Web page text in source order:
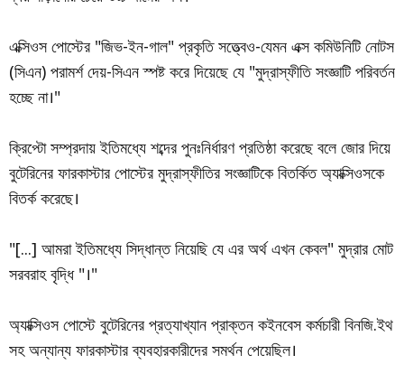
এক্সিওস পোস্টের "জিভ-ইন-গাল" প্রকৃতি সত্ত্বেও-যেমন এক্স কমিউনিটি নোটস
(সিএন) পরামর্শ দেয়-সিএন স্পষ্ট করে দিয়েছে যে "মুদ্রাস্ফীতি সংজ্ঞাটি পরিবর্তন
হচ্ছে না।"
ক্রিপ্টো সম্প্রদায় ইতিমধ্যে শব্দের পুনঃনির্ধারণ প্রতিষ্ঠা করেছে বলে জোর দিয়ে
বুটেরিনের ফারকাস্টার পোস্টের মুদ্রাস্ফীতির সংজ্ঞাটিকে বিতর্কিত অ্যাক্সিওসকে
বিতর্ক করেছে।
"[...] আমরা ইতিমধ্যে সিদ্ধান্ত নিয়েছি যে এর অর্থ এখন কেবল" মুদ্রার মোট
সরবরাহ বৃদ্ধি "।"
অ্যাক্সিওস পোস্টে বুটেরিনের প্রত্যাখ্যান প্রাক্তন কইনবেস কর্মচারী বিনজি.ইথ
সহ অন্যান্য ফারকাস্টার ব্যবহারকারীদের সমর্থন পেয়েছিল।